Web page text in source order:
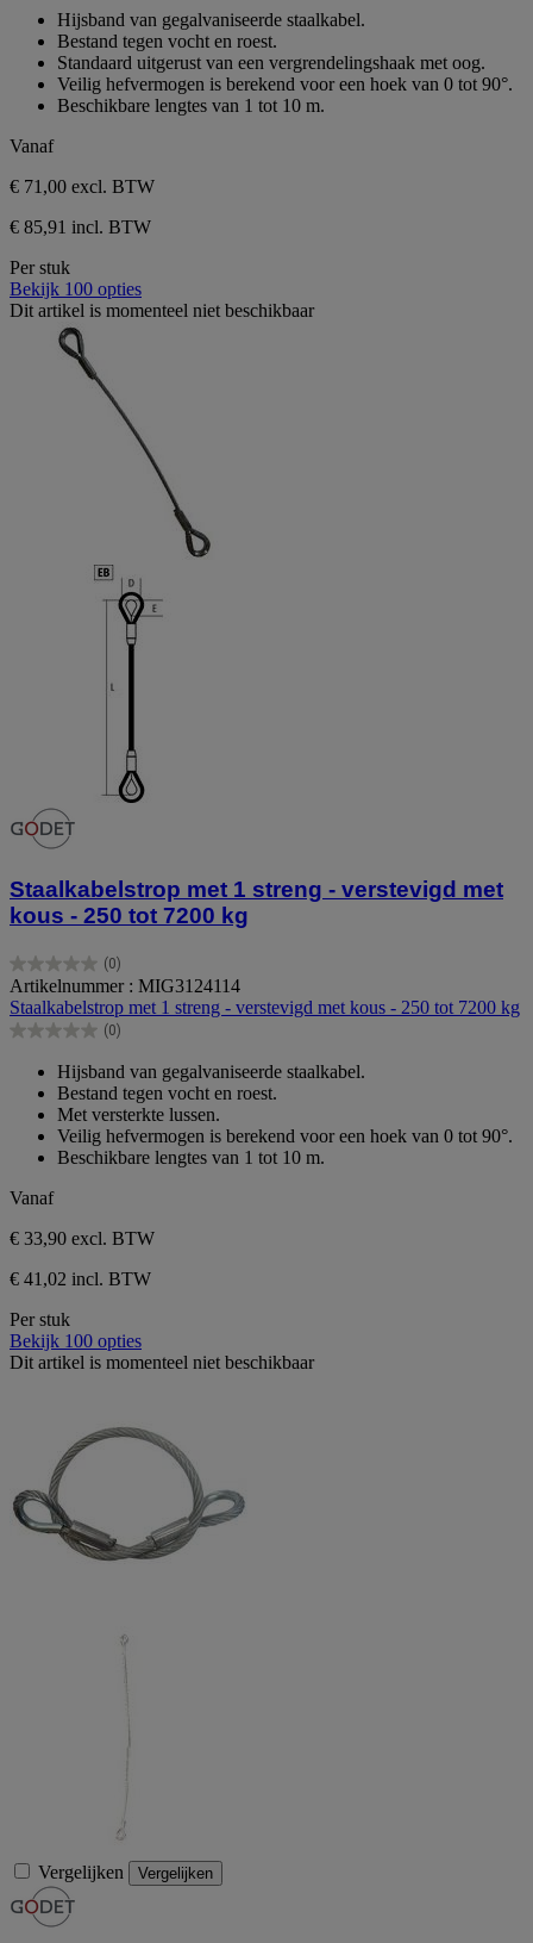
sterren.
Hijsband van gegalvaniseerde staalkabel.
Bestand tegen vocht en roest.
Standaard uitgerust van een vergrendelingshaak met oog.
Veilig hefvermogen is berekend voor een hoek van 0 tot 90°.
Beschikbare lengtes van 1 tot 10 m.
Vanaf
€ 71,00 excl. BTW
€ 85,91 incl. BTW
Per stuk
Bekijk 100 opties
Dit artikel is momenteel niet beschikbaar
Staalkabelstrop met 1 streng - verstevigd met
kous - 250 tot 7200 kg
(0)
0.0
van
de
5
Artikelnummer : MIG3124114
Staalkabelstrop met 1 streng - verstevigd met kous - 250 tot 7200 kg
(0)
0.0
sterren.
Hijsband van gegalvaniseerde staalkabel.
Bestand tegen vocht en roest.
Met versterkte lussen.
Veilig hefvermogen is berekend voor een hoek van 0 tot 90°.
Beschikbare lengtes van 1 tot 10 m.
Vanaf
€ 33,90 excl. BTW
€ 41,02 incl. BTW
Per stuk
Bekijk 100 opties
Dit artikel is momenteel niet beschikbaar
Vergelijken Vergelijken